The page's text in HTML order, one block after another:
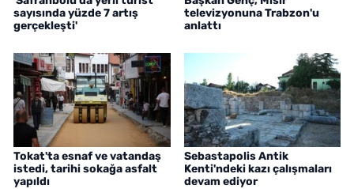
sayısında yüzde 7 artış
gerçekleşti'
televizyonuna Trabzon'u
anlattı
Tokat'ta esnaf ve vatandaş
istedi, tarihi sokağa asfalt
yapıldı
Sebastapolis Antik
Kenti'ndeki kazı çalışmaları
devam ediyor